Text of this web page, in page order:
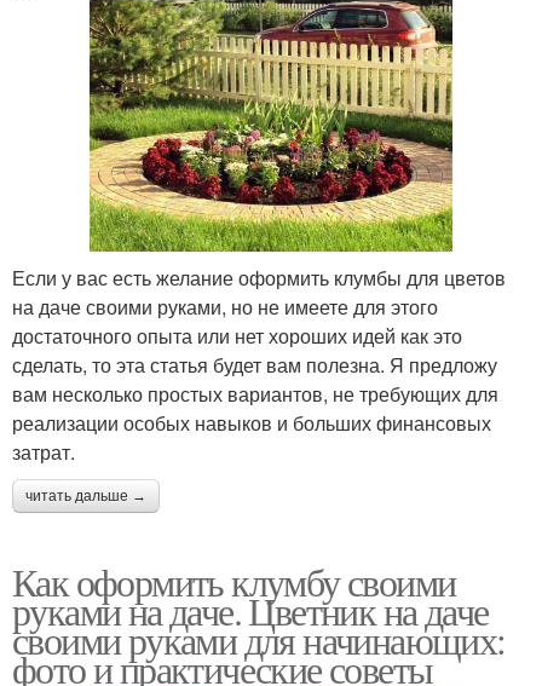
Если у вас есть желание оформить клумбы для цветов
на даче своими руками, но не имеете для этого
достаточного опыта или нет хороших идей как это
сделать, то эта статья будет вам полезна. Я предложу
вам несколько простых вариантов, не требующих для
реализации особых навыков и больших финансовых
затрат.
читать дальше →
Как оформить клумбу своими
руками на даче. Цветник на даче
своими руками для начинающих:
фото и практические советы